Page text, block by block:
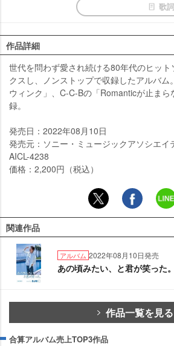
歌詞
作品詳細
世代を問わず愛され続ける80年代のヒッ
クスし、ノンストップで収録したアルバム
ウィンク」、C-C-Bの「Romanticが止まら
録。
発売日：2022年08月10日
発売元：ソニー・ミュージックアソシエイ
AICL-4238
価格：2,200円（税込）
関連作品
アルバム 2022年08月10日発売
あの頃みたい、と君が笑った
作品一覧を見る
合算アルバム売上TOP3作品